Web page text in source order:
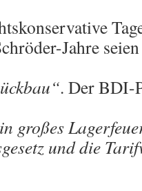
Jahre
. Der BDI-
großes
und die